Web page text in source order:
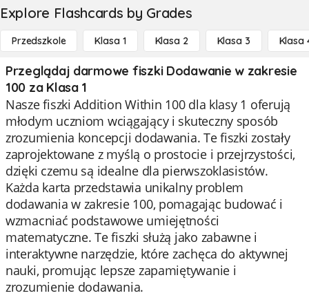
Explore Flashcards by Grades
Przedszkole Klasa 1 Klasa 2 Klasa 3 Klasa
Przeglądaj darmowe fiszki Dodawanie w zakresie
100 za Klasa 1
Nasze fiszki Addition Within 100 dla klasy 1 oferują
młodym uczniom wciągający i skuteczny sposób
zrozumienia koncepcji dodawania. Te fiszki zostały
zaprojektowane z myślą o prostocie i przejrzystości,
dzięki czemu są idealne dla pierwszoklasistów.
Każda karta przedstawia unikalny problem
dodawania w zakresie 100, pomagając budować i
wzmacniać podstawowe umiejętności
matematyczne. Te fiszki służą jako zabawne i
interaktywne narzędzie, które zachęca do aktywnej
nauki, promując lepsze zapamiętywanie i
zrozumienie dodawania.